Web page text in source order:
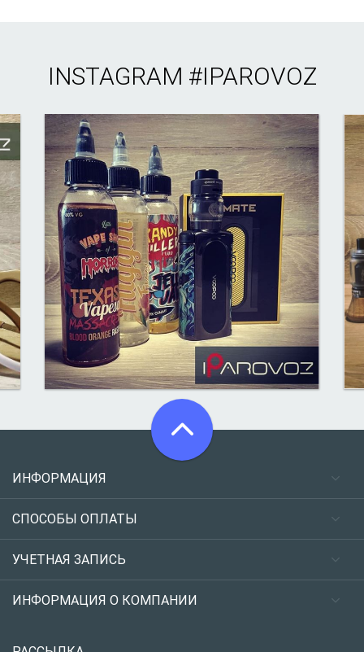
INSTAGRAM #IPAROVOZ
ИНФОРМАЦИЯ
СПОСОБЫ ОПЛАТЫ
УЧЕТНАЯ ЗАПИСЬ
ИНФОРМАЦИЯ О КОМПАНИИ